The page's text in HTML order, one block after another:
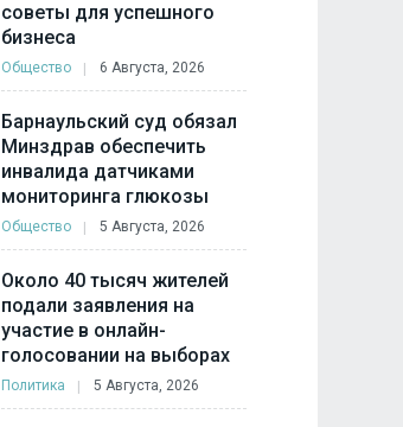
советы для успешного
бизнеса
Общество 6 Августа, 2026
Барнаульский суд обязал
Минздрав обеспечить
инвалида датчиками
мониторинга глюкозы
Общество 5 Августа, 2026
Около 40 тысяч жителей
подали заявления на
участие в онлайн-
голосовании на выборах
Политика 5 Августа, 2026